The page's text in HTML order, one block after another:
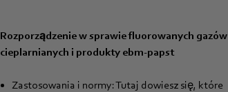
Rozporządzenie w sprawie fluorowanych gazów
cieplarnianych i produkty ebm-papst
Zastosowania i normy: Tutaj dowiesz się, które